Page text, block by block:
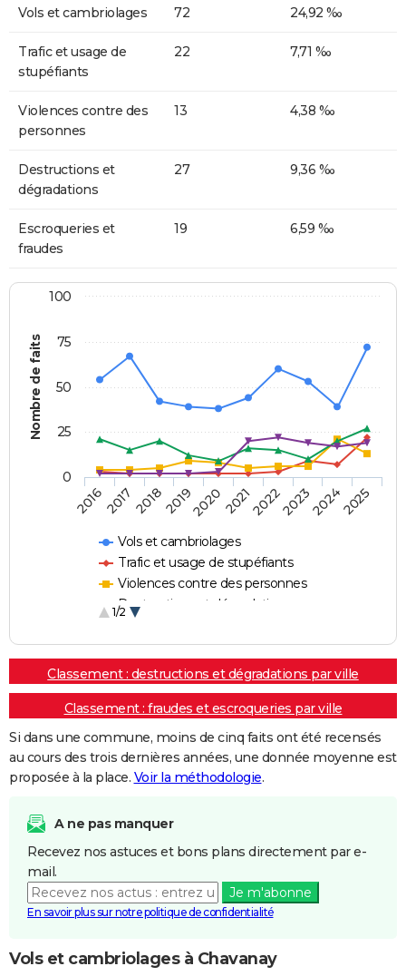
Vols et cambriolages 72 24,92 ‰
Trafic et usage de
stupéfiants
22 7,71 ‰
Violences contre des
personnes
13 4,38 ‰
Destructions et
dégradations
27 9,36 ‰
Escroqueries et
fraudes
19 6,59 ‰
Nombre de faits
Vols et cambriolages
Trafic et usage de stupéfiants
Violences contre des personnes
Destructions et dégradations
1/2
2016201720182019202020212022202320242025
0
25
50
75
100
Classement : destructions et dégradations par ville
Classement : fraudes et escroqueries par ville
Si dans une commune, moins de cinq faits ont été recensés
au cours des trois dernières années, une donnée moyenne est
proposée à la place. Voir la méthodologie.
A ne pas manquer
Recevez nos astuces et bons plans directement par e-
mail.
Je m'abonne
En savoir plus sur notre politique de confidentialité
Vols et cambriolages à Chavanay